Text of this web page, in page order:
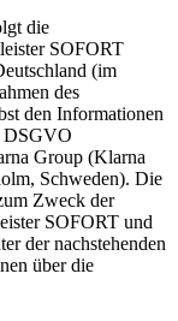
die
SOFORT
(im
des
den Informationen
DSGVO
Group (Klarna
Schweden). Die
Zweck der
SOFORT und
der nachstehenden
über die